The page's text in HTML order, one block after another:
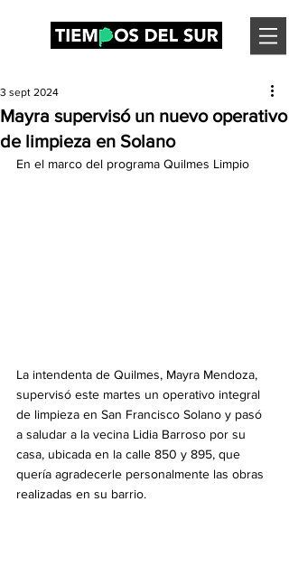
Mayra supervisó un nuevo operativo
de limpieza en Solano
3 sept 2024
En el marco del programa Quilmes Limpio
La intendenta de Quilmes, Mayra Mendoza,
supervisó este martes un operativo integral
de limpieza en San Francisco Solano y pasó
a saludar a la vecina Lidia Barroso por su
casa, ubicada en la calle 850 y 895, que
quería agradecerle personalmente las obras
realizadas en su barrio.